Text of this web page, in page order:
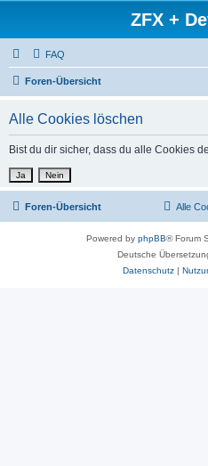
ZFX +
FAQ
Foren-Übersicht
Alle Cookies löschen
Bist du dir sicher, dass du alle Cookies
Foren-Übersicht Alle
Powered by phpBB® Forum
Deutsche
Datenschutz|